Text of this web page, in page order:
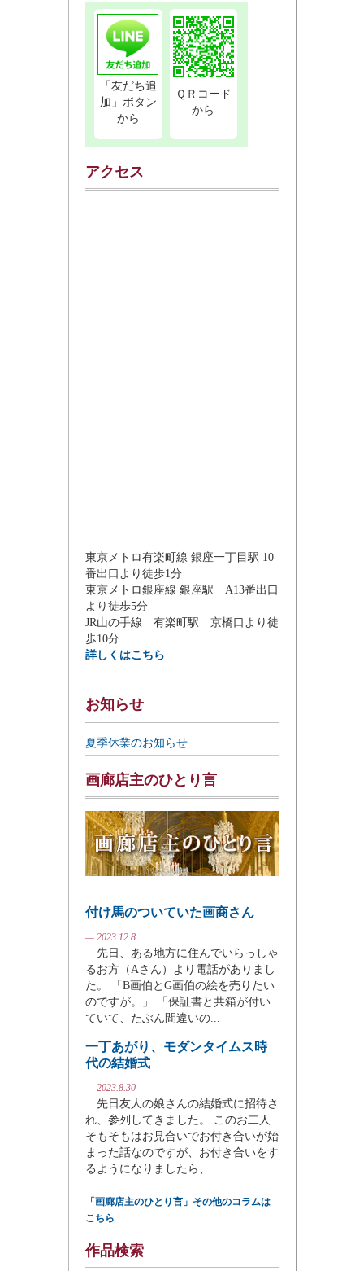
「友だち追
加」ボタン
から
ＱＲコード
から
アクセス
東京メトロ有楽町線 銀座一丁目駅 10
番出口より徒歩1分
東京メトロ銀座線 銀座駅 A13番出口
より徒歩5分
JR山の手線 有楽町駅 京橋口より徒
歩10分
詳しくはこちら
お知らせ
夏季休業のお知らせ
画廊店主のひとり言
付け馬のついていた画商さん
— 2023.12.8
先日、ある地方に住んでいらっしゃ
るお方（Aさん）より電話がありまし
た。 「B画伯とG画伯の絵を売りたい
のですが。」 「保証書と共箱が付い
ていて、たぶん間違いの...
一丁あがり、モダンタイムス時
代の結婚式
— 2023.8.30
先日友人の娘さんの結婚式に招待さ
れ、参列してきました。 このお二人
そもそもはお見合いでお付き合いが始
まった話なのですが、お付き合いをす
るようになりましたら、...
「画廊店主のひとり言」その他のコラムは
こちら
作品検索